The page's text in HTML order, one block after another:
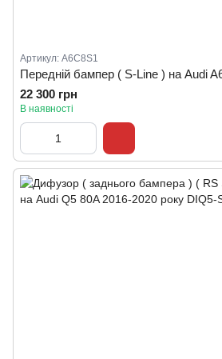
Артикул: A6C8S1
Передній бампер ( S-Line ) на Audi
22 300 грн
В наявності